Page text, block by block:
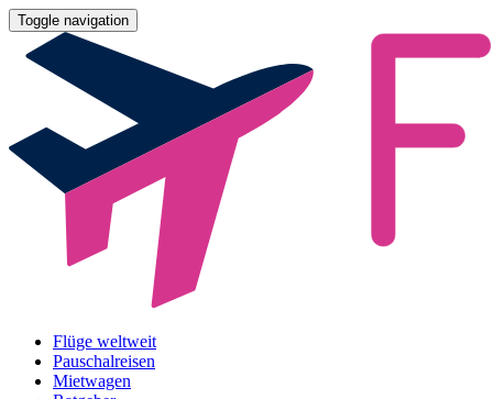
Toggle navigation
Flüge weltweit
Pauschalreisen
Mietwagen